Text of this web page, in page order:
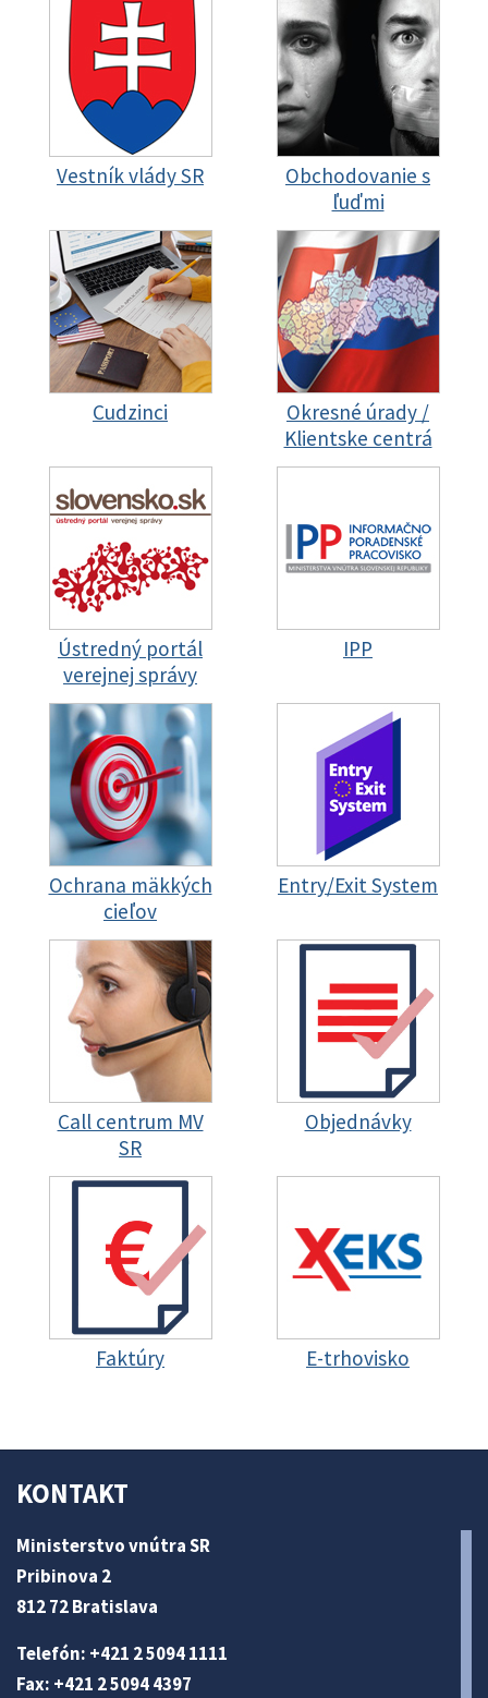
Vestník vlády SR
Obchodovanie s
ľuďmi
Cudzinci
Okresné úrady /
Klientske centrá
Ústredný portál
verejnej správy
IPP
Ochrana mäkkých
cieľov
Entry/Exit System
Call centrum MV
SR
Objednávky
Faktúry E-trhovisko
KONTAKT
Ministerstvo vnútra SR
Pribinova 2
812 72 Bratislava
Telefón: +421 2 5094 1111
Fax: +421 2 5094 4397